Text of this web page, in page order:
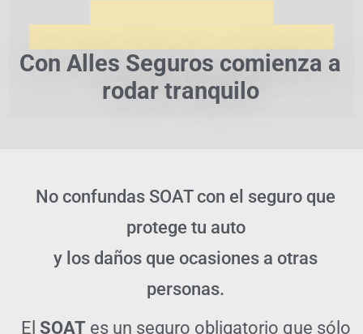
Con Alles Seguros comienza a
rodar tranquilo
No confundas SOAT con el seguro que
protege tu auto
y los daños que ocasiones a otras
personas.
El SOATes un seguro obligatorio que sólo